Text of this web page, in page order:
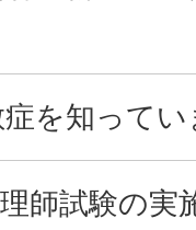
を知って
師試験の実